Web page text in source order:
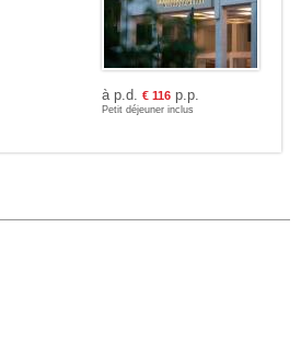
à p.d. € 116p.p.
Petit déjeuner inclus